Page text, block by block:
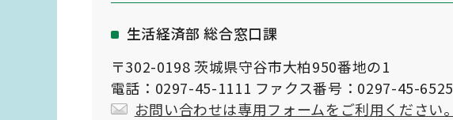
生活経済部 総合窓口課
〒302-0198 茨城県守谷市大柏950番地の1
電話：0297-45-1111 ファクス番号：0297-45-6525
お問い合わせは専用フォームをご利用ください。